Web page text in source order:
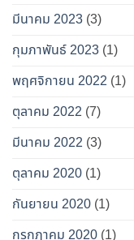
มีนาคม 2023 (3)
กุมภาพันธ์ 2023 (1)
พฤศจิกายน 2022 (1)
ตุลาคม 2022 (7)
มีนาคม 2022 (3)
ตุลาคม 2020 (1)
กันยายน 2020 (1)
กรกฎาคม 2020 (1)